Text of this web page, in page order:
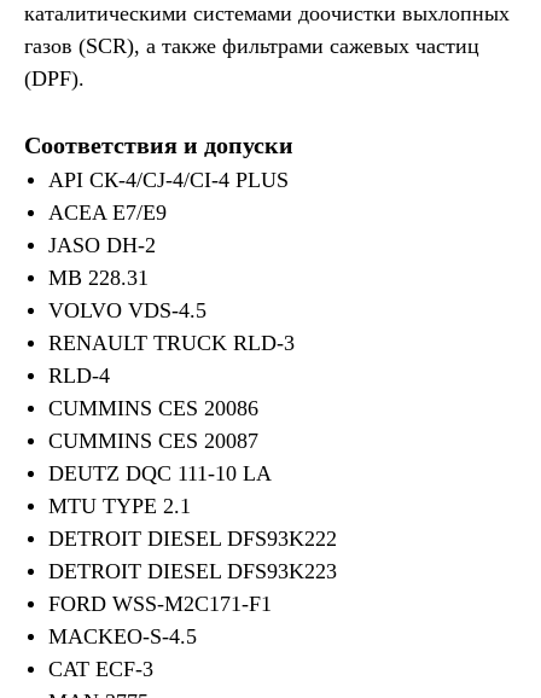
каталитическими системами доочистки выхлопных
газов (SCR), а также фильтрами сажевых частиц
(DPF).
Соответствия и допуски
API СК-4/CJ-4/CI-4 PLUS
ACEA E7/E9
JASO DH-2
MB 228.31
VOLVO VDS-4.5
RENAULT TRUCK RLD-3
RLD-4
CUMMINS CES 20086
CUMMINS CES 20087
DEUTZ DQC 111-10 LA
MTU TYPE 2.1
DETROIT DIESEL DFS93K222
DETROIT DIESEL DFS93K223
FORD WSS-M2C171-F1
MACKEO-S-4.5
CAT ECF-3